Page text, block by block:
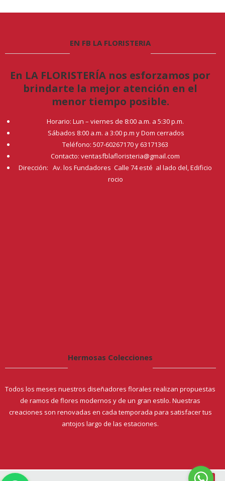
EN FB LA FLORISTERIA
En LA FLORISTERÍA nos esforzamos por
brindarte la mejor atención en el
menor tiempo posible.
Horario: Lun – viernes de 8:00 a.m. a 5:30 p.m.
Sábados 8:00 a.m. a 3:00 p.m y Dom cerrados
Teléfono: 507-60267170 y 63171363
Contacto: ventasfblafloristeria@gmail.com
Dirección: Av. los Fundadores Calle 74 esté al lado del, Edificio
rocio
Hermosas Colecciones
Todos los meses nuestros diseñadores florales realizan propuestas
de ramos de flores modernos y de un gran estilo. Nuestras
creaciones son renovadas en cada temporada para satisfacer tus
antojos largo de las estaciones.